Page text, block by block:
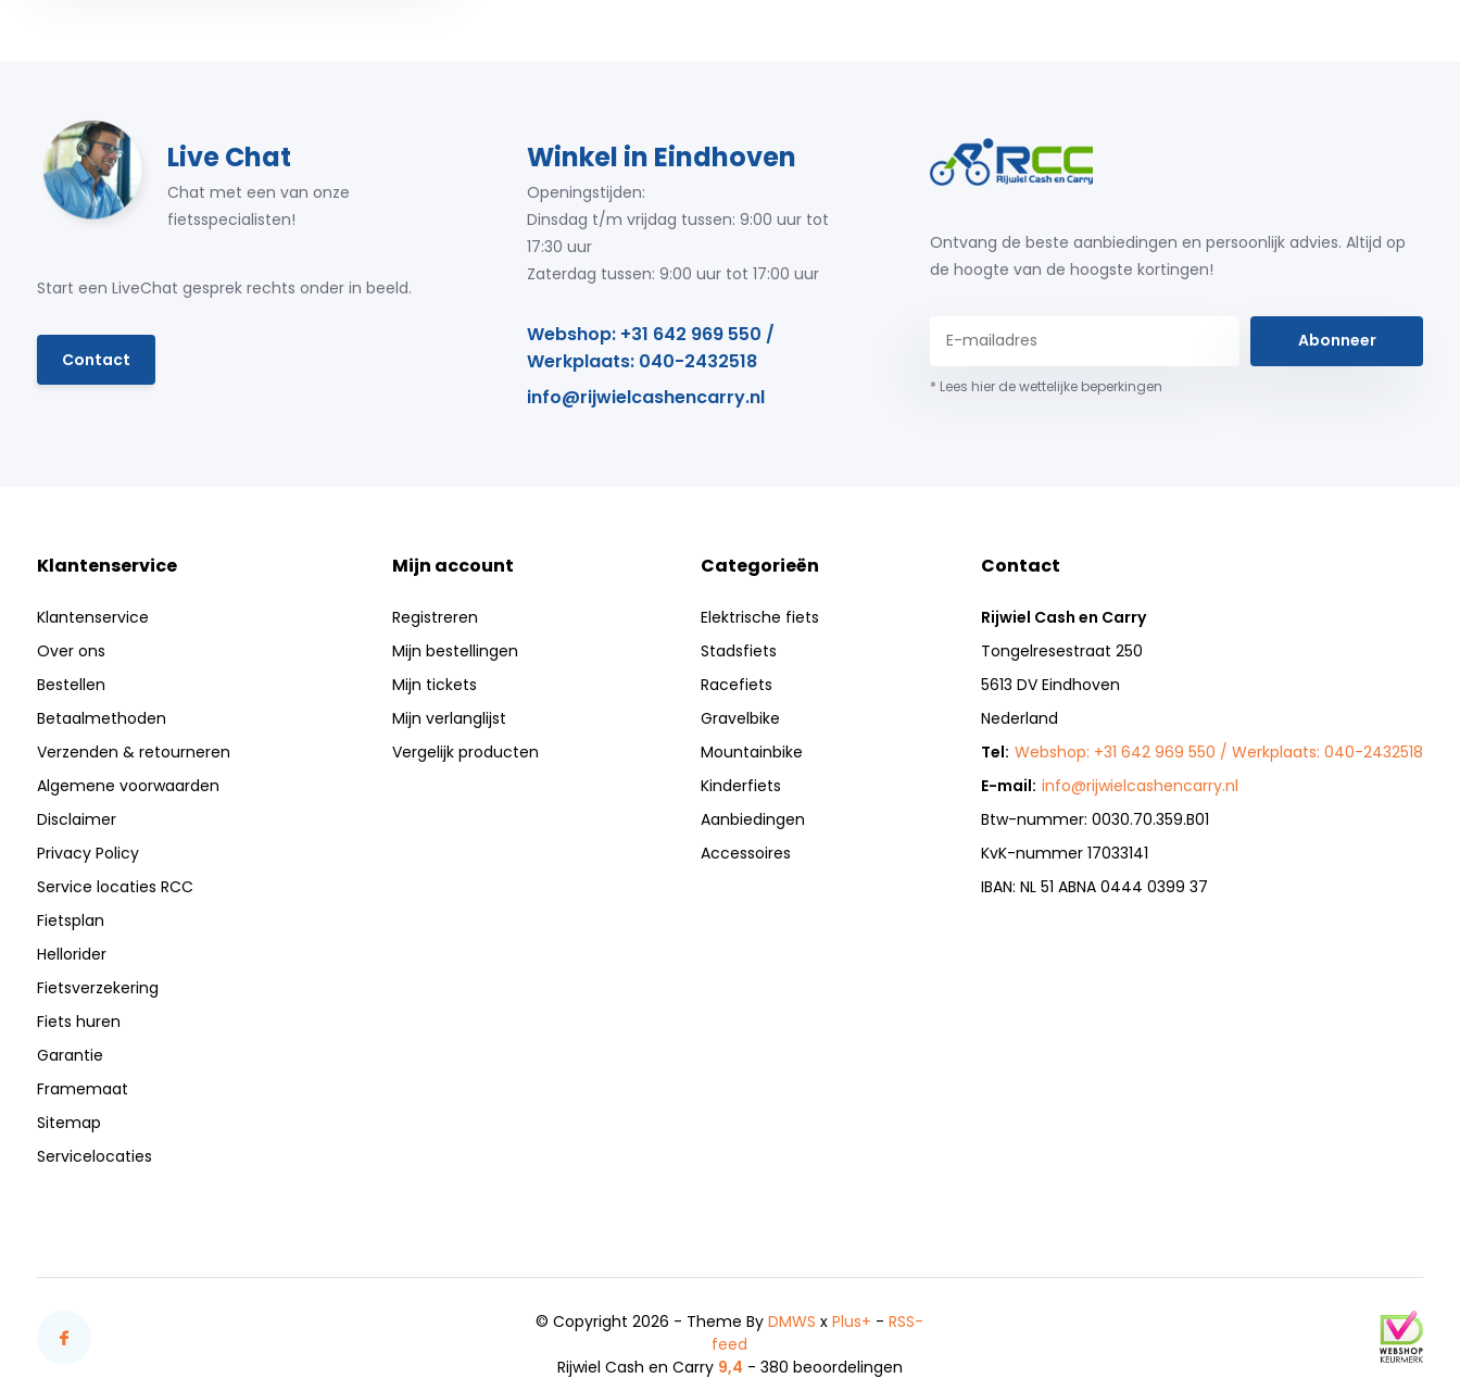
Live Chat
Chat met een van onze
fietsspecialisten!
Start een LiveChat gesprek rechts onder in beeld.
Contact
Winkel in Eindhoven
Openingstijden:
Dinsdag t/m vrijdag tussen: 9:00 uur tot
17:30 uur
Zaterdag tussen: 9:00 uur tot 17:00 uur
Webshop: +31 642 969 550 /
Werkplaats: 040-2432518
info@rijwielcashencarry.nl
Ontvang de beste aanbiedingen en persoonlijk advies. Altijd op
de hoogte van de hoogste kortingen!
Abonneer
* Lees hier de wettelijke beperkingen
Klantenservice
Klantenservice
Over ons
Bestellen
Betaalmethoden
Verzenden & retourneren
Algemene voorwaarden
Disclaimer
Privacy Policy
Service locaties RCC
Fietsplan
Hellorider
Fietsverzekering
Fiets huren
Garantie
Framemaat
Sitemap
Servicelocaties
Mijn account
Registreren
Mijn bestellingen
Mijn tickets
Mijn verlanglijst
Vergelijk producten
Categorieën
Elektrische fiets
Stadsfiets
Racefiets
Gravelbike
Mountainbike
Kinderfiets
Aanbiedingen
Accessoires
Contact
Rijwiel Cash en Carry
Tongelresestraat 250
5613 DV Eindhoven
Nederland
Tel: Webshop: +31 642 969 550 / Werkplaats: 040-2432518
E-mail: info@rijwielcashencarry.nl
Btw-nummer: 0030.70.359.B01
KvK-nummer 17033141
IBAN: NL 51 ABNA 0444 0399 37
© Copyright 2026 - Theme ByDMWS xPlus+ -RSS-
feed
Rijwiel Cash en Carry 9,4 - 380 beoordelingen